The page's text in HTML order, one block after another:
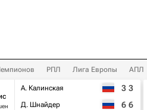
РПЛ Лига Европы АПЛ
А. Калинская
Д. Шнайдер
3 3
6 6